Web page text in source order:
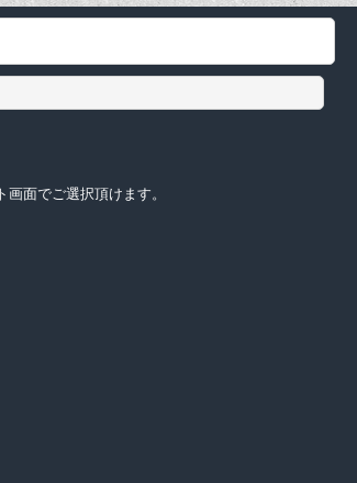
面でご選択頂けます。